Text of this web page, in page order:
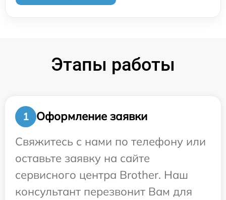
Этапы работы
1
Оформление заявки
Свяжитесь с нами по телефону или
оставьте заявку на сайте
сервисного центра Brother. Наш
консультант перезвонит Вам для